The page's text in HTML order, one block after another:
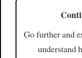
Go further and
understand